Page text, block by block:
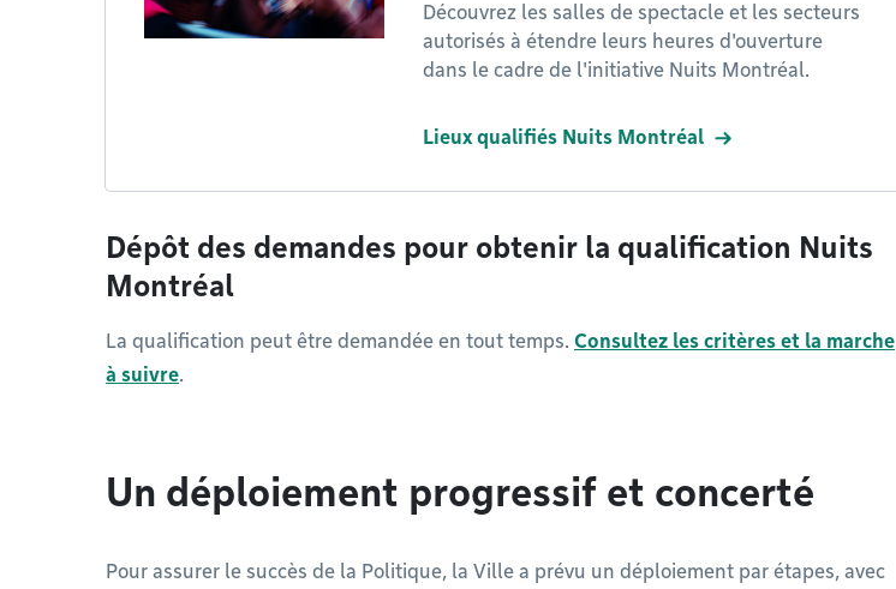
Découvrez les salles de spectacle et les secteurs
autorisés à étendre leurs heures d'ouverture
dans le cadre de l'initiative Nuits Montréal.
Lieux qualifiés Nuits Montréal
Dépôt des demandes pour obtenir la qualification Nuits
Montréal
La qualification peut être demandée en tout temps. Consultez les critères et la marche
à suivre.
Un déploiement progressif et concerté
Pour assurer le succès de la Politique, la Ville a prévu un déploiement par étapes, avec